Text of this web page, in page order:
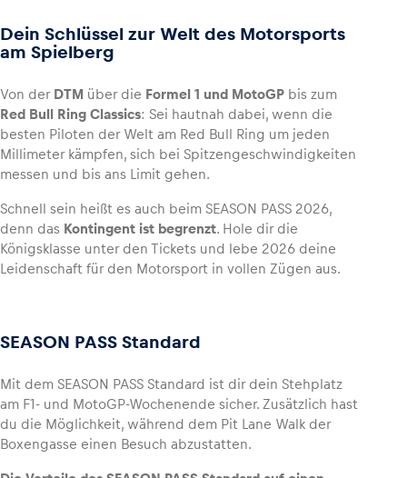
Fahrzeug
Alle anzeigen
Business
Glossar
Dein Schlüssel zur Welt des Motorsports
am Spielberg
Von der DTM über die Formel 1 und MotoGP bis zum
Red Bull Ring Classics: Sei hautnah dabei, wenn die
besten Piloten der Welt am Red Bull Ring um jeden
Millimeter kämpfen, sich bei Spitzengeschwindigkeiten
messen und bis ans Limit gehen.
Schnell sein heißt es auch beim SEASON PASS 2026,
denn das Kontingent ist begrenzt. Hole dir die
Königsklasse unter den Tickets und lebe 2026 deine
Leidenschaft für den Motorsport in vollen Zügen aus.
SEASON PASS Standard
Mit dem SEASON PASS Standard ist dir dein Stehplatz
am F1- und MotoGP-Wochenende sicher. Zusätzlich hast
du die Möglichkeit, während dem Pit Lane Walk der
Boxengasse einen Besuch abzustatten.